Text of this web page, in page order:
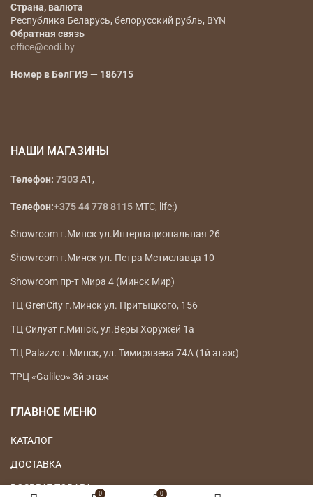
Страна, валюта
Республика Беларусь, белорусский рубль, BYN
Обратная связь
office@codi.by
Номер в БелГИЭ — 186715
НАШИ МАГАЗИНЫ
Телефон: 7303A1,
Телефон:+375 44 778 8115 МТС, life:)
Showroom г.Минск ул.Интернациональная 26
Showroom г.Минск ул. Петра Мстиславца 10
Showroom пр-т Мира 4 (Минск Мир)
ТЦ GrenCity г.Минск ул. Притыцкого, 156
ТЦ Силуэт г.Минск, ул.Веры Хоружей 1а
ТЦ Palazzo г.Минск, ул. Тимирязева 74А (1й этаж)
ТРЦ «Galileo» 3й этаж
ГЛАВНОЕ МЕНЮ
КАТАЛОГ
ДОСТАВКА
ВОЗВРАТ ТОВАРА 0 0